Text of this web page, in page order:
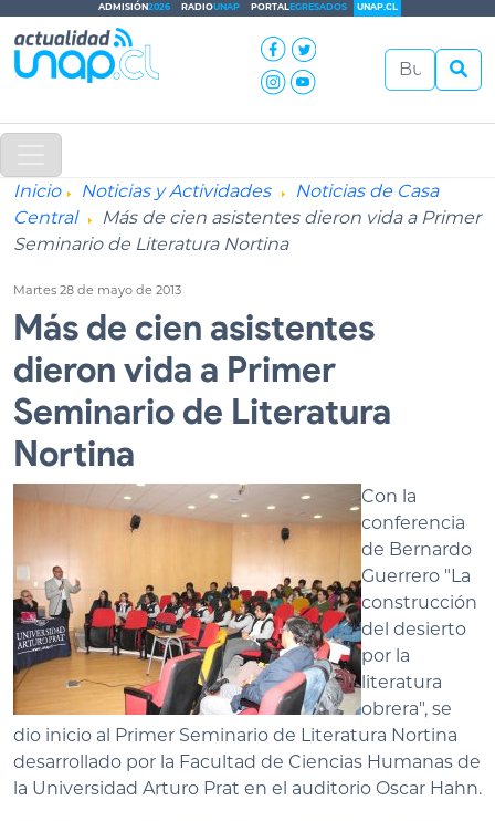
ADMISIÓN2026 RADIOUNAP PORTALEGRESADOS UNAP.CL
Inicio Noticias y Actividades
Noticias de Casa
Central
Más de cien asistentes dieron vida a Primer
Seminario de Literatura Nortina
Martes 28 de mayo de 2013
Más de cien asistentes
dieron vida a Primer
Seminario de Literatura
Nortina
Con la
conferencia
de Bernardo
Guerrero "La
construcción
del desierto
por la
literatura
obrera", se
dio inicio al Primer Seminario de Literatura Nortina
desarrollado por la Facultad de Ciencias Humanas de
la Universidad Arturo Prat en el auditorio Oscar Hahn.